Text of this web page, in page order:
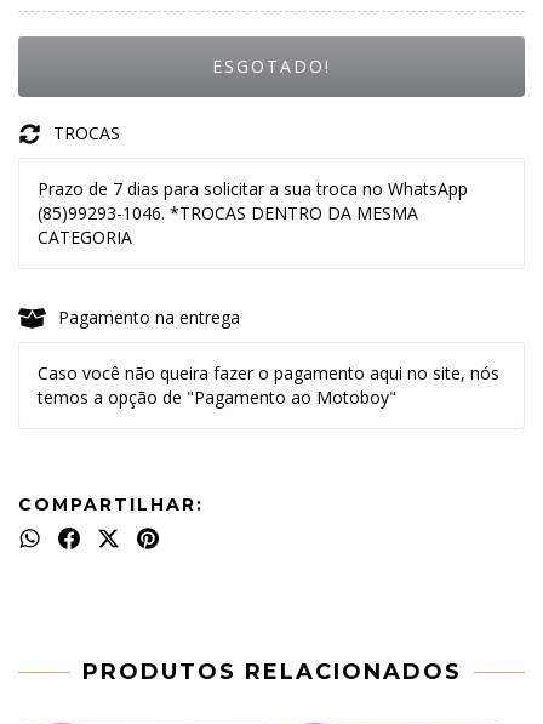
TROCAS
Prazo de 7 dias para solicitar a sua troca no WhatsApp
(85)99293-1046. *TROCAS DENTRO DA MESMA
CATEGORIA
Pagamento na entrega
Caso você não queira fazer o pagamento aqui no site, nós
temos a opção de "Pagamento ao Motoboy"
COMPARTILHAR:
PRODUTOS RELACIONADOS